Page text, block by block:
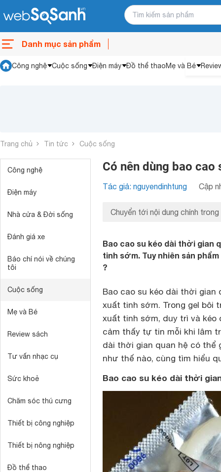
Danh mục sản phẩm
Công nghệ Cuộc sống Điện máy Đồ thể thaoMẹ và Bé
Trang chủ Tin tức Cuộc sống
Công nghệ
Điện máy
Nhà cửa & Đời sống
Đánh giá xe
Báo chí nói về chúng
tôi
Cuộc sống
Mẹ và Bé
Review sách
Tư vấn nhạc cụ
Sức khoẻ
Chăm sóc thú cưng
Thiết bị công nghiệp
Thiết bị nông nghiệp
Đồ thể thao
Có nên dùng bao cao
Tác giả: nguyendinhtung Cập
Chuyển tới nội dung chính trong
Bao cao su kéo dài thời gian
tinh sớm. Tuy nhiên sản
?
Bao cao su kéo dài thời
xuất tinh sớm. Trong gel bôi
xuất tinh sớm, duy trì và kéo
cảm thấy tự tin mỗi khi lâm
dài thời gian quan hệ có thể
như thế nào, cùng tìm hiểu
Bao cao su kéo dài thời